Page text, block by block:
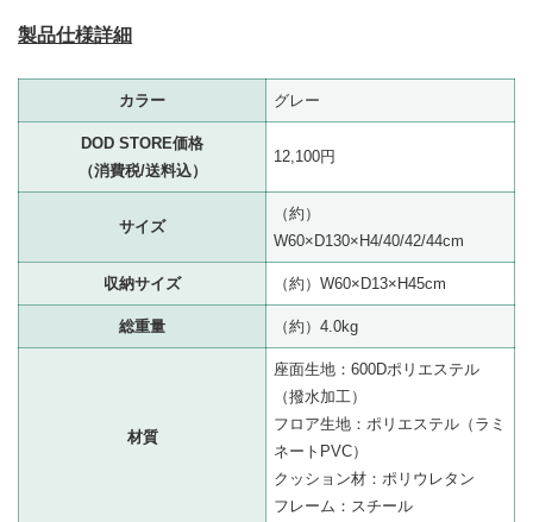
製品仕様詳細
カラー グレー
DOD STORE価格
（消費税/送料込）
12,100円
サイズ
（約）
W60×D130×H4/40/42/44cm
収納サイズ （約）W60×D13×H45cm
総重量 （約）4.0kg
材質
座面生地：600Dポリエステル
（撥水加工）
フロア生地：ポリエステル（ラミ
ネートPVC）
クッション材：ポリウレタン
フレーム：スチール